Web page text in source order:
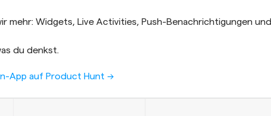
mehr: Widgets, Live Activities, Push-Benachrichtigungen und
du denkst.
App auf Product Hunt ->